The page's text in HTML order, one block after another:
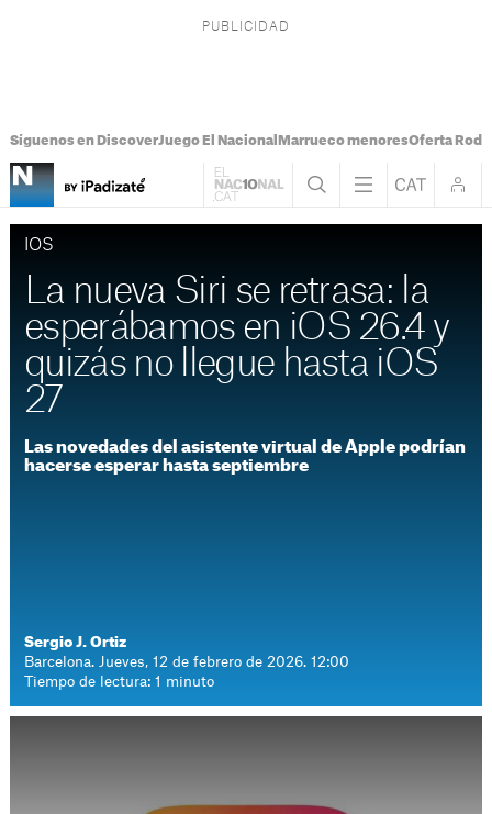
Síguenos en DiscoverJuego El Nacional Marrueco menoresOferta
IOS
La nueva Siri se retrasa: la
esperábamos en iOS 26.4 y
quizás no llegue hasta iOS
27
Las novedades del asistente virtual de Apple podrían
hacerse esperar hasta septiembre
Sergio J. Ortiz
Barcelona. Jueves, 12 de febrero de 2026. 12:00
Tiempo de lectura: 1 minuto